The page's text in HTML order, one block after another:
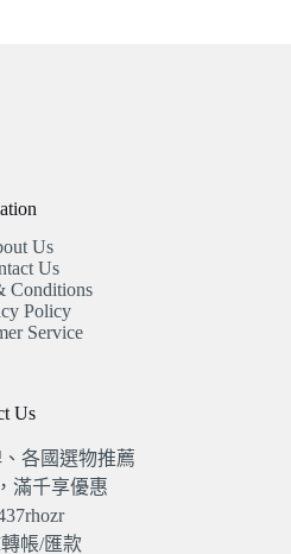
Us
Us
Conditions
Policy
Service
Us
各國選物推薦
滿千享優惠
帳/匯款